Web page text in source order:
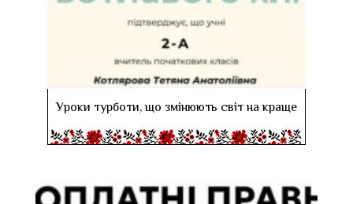
Уроки турботи, що змінюють світ на краще